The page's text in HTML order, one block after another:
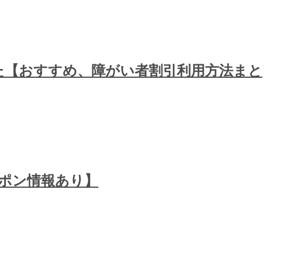
おすすめ、障がい者割引利用方法まと
ン情報あり】